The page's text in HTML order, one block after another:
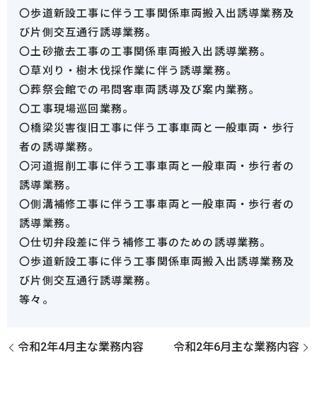
〇歩道新設工事に伴う工事関係車両搬入出誘導業務及
び片側交互通行誘導業務。
〇土砂撤去工事の工事関係車両搬入出誘導業務。
〇草刈り・樹木伐採作業に伴う誘導業務。
〇葬祭会館での弔問客車両誘導及び案内業務。
〇工事現場巡回業務。
〇橋梁災害復旧工事に伴う工事車両と一般車両・歩行
者の誘導業務。
〇河道掘削工事に伴う工事車両と一般車両・歩行者の
誘導業務。
〇側溝補修工事に伴う工事車両と一般車両・歩行者の
誘導業務。
〇仕切弁段差に伴う補修工事のための誘導業務。
〇歩道新設工事に伴う工事関係車両搬入出誘導業務及
び片側交互通行誘導業務。
等々。
令和2年4月主な業務内容 令和2年6月主な業務内容